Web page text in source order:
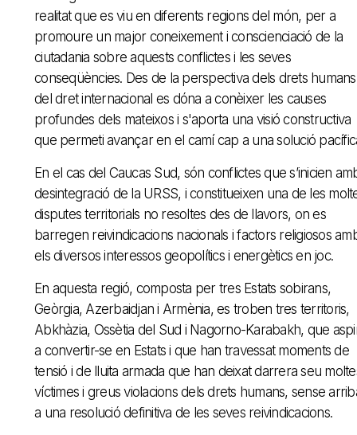
realitat que es viu en diferents regions del món, per a
promoure un major coneixement i conscienciació de la
ciutadania sobre aquests conflictes i les seves
conseqüències. Des de la perspectiva dels drets
del dret internacional es dóna a conèixer les causes
profundes dels mateixos i s'aporta una visió constructiva
que permeti avançar en el camí cap a una solució
En el cas del Caucas Sud, són conflictes que s’inicien
desintegració de la URSS, i constitueixen una de les
disputes territorials no resoltes des de llavors, on es
barregen reivindicacions nacionals i factors religiosos
els diversos interessos geopolítics i energètics en joc.
En aquesta regió, composta per tres Estats sobirans,
Geòrgia, Azerbaidjan i Armènia, es troben tres territoris,
Abkhàzia, Ossètia del Sud i Nagorno-Karabakh, que
a convertir-se en Estats i que han travessat moments de
tensió i de lluita armada que han deixat darrera seu
víctimes i greus violacions dels drets humans, sense
a una resolució definitiva de les seves reivindicacions.